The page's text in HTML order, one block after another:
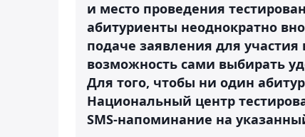
и место проведения
абитуриенты неоднократно
подаче заявления для
возможность сами выбирать
Для того, чтобы ни один
Национальный центр
SMS-напоминание на